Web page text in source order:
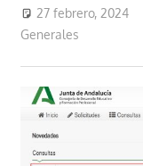
27 febrero, 2024
Generales